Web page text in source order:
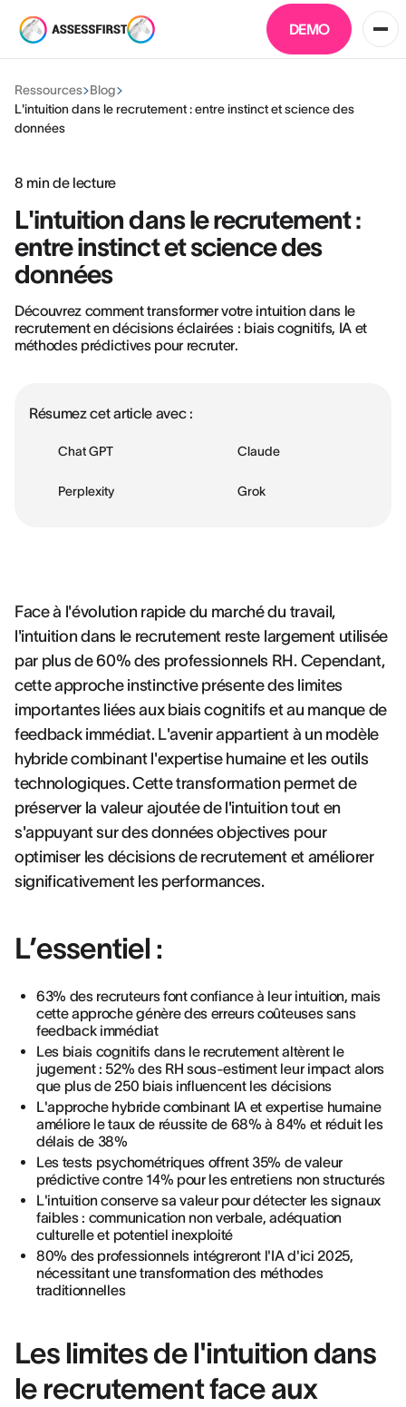
DEMO
Ressources Blog
L'intuition dans le recrutement : entre instinct et science des
données
8 min de lecture
L'intuition dans le recrutement :
entre instinct et science des
données
Découvrez comment transformer votre intuition dans le
recrutement en décisions éclairées : biais cognitifs, IA et
méthodes prédictives pour recruter.
Résumez cet article avec :
Chat GPT Claude
Perplexity Grok
Face à l'évolution rapide du marché du travail,
l'intuition dans le recrutement reste largement utilisée
par plus de 60% des professionnels RH. Cependant,
cette approche instinctive présente des limites
importantes liées aux biais cognitifs et au manque de
feedback immédiat. L'avenir appartient à un modèle
hybride combinant l'expertise humaine et les outils
technologiques. Cette transformation permet de
préserver la valeur ajoutée de l'intuition tout en
s'appuyant sur des données objectives pour
optimiser les décisions de recrutement et améliorer
significativement les performances.
L’essentiel :
63% des recruteurs font confiance à leur intuition, mais
cette approche génère des erreurs coûteuses sans
feedback immédiat
Les biais cognitifs dans le recrutement altèrent le
jugement : 52% des RH sous-estiment leur impact alors
que plus de 250 biais influencent les décisions
L'approche hybride combinant IA et expertise humaine
améliore le taux de réussite de 68% à 84% et réduit les
délais de 38%
Les tests psychométriques offrent 35% de valeur
prédictive contre 14% pour les entretiens non structurés
L'intuition conserve sa valeur pour détecter les signaux
faibles : communication non verbale, adéquation
culturelle et potentiel inexploité
80% des professionnels intégreront l'IA d'ici 2025,
nécessitant une transformation des méthodes
traditionnelles
Les limites de l'intuition dans
le recrutement face aux